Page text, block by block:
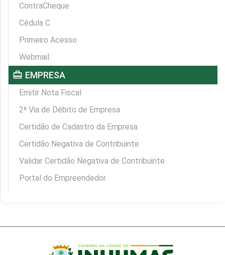
ContraCheque
Cédula C
Primeiro Acesso
Webmail
card_travel EMPRESA
Emitir Nota Fiscal
2ª Via de Débito de Empresa
Certidão de Cadastro da Empresa
Certidão Negativa de Contribuinte
Validar Certidão Negativa de Contribuinte
Portal do Empreendedor